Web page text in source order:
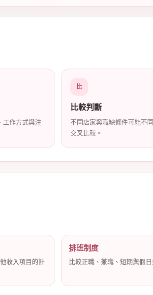
工作方式與注
比
比較判斷
不同店家與職缺條件可能不
交叉比較。
收入項目的計
排班制度
比較正職、兼職、短期與假日